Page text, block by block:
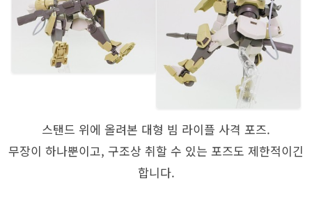
스탠드 위에 올려본 대형 빔 라이플 사격 포즈.
무장이 하나뿐이고, 구조상 취할 수 있는 포즈도 제한적이긴
합니다.